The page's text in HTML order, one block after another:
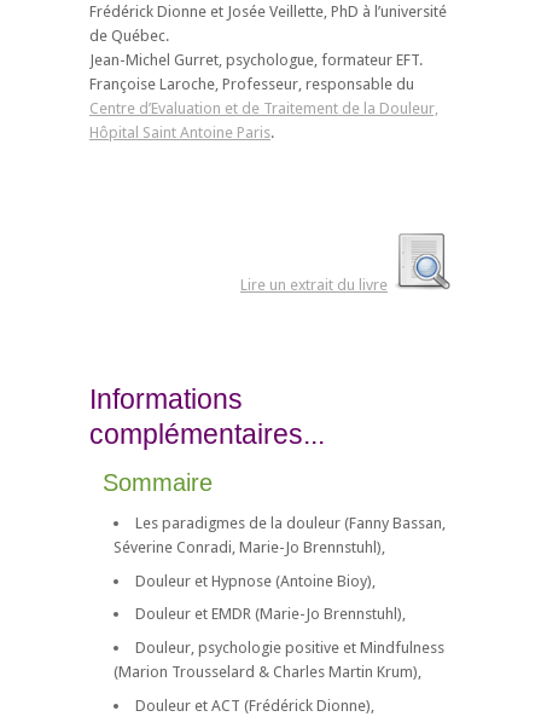
Frédérick Dionne et Josée Veillette, PhD à l’université
de Québec.
Jean-Michel Gurret, psychologue, formateur EFT.
Françoise Laroche, Professeur, responsable du
Centre d’Evaluation et de Traitement de la Douleur,
Hôpital Saint Antoine Paris.
Lire un extrait du livre
Informations
complémentaires...
Sommaire
Les paradigmes de la douleur (Fanny Bassan,
Séverine Conradi, Marie-Jo Brennstuhl),
Douleur et Hypnose (Antoine Bioy),
Douleur et EMDR (Marie-Jo Brennstuhl),
Douleur, psychologie positive et Mindfulness
(Marion Trousselard & Charles Martin Krum),
Douleur et ACT (Frédérick Dionne),